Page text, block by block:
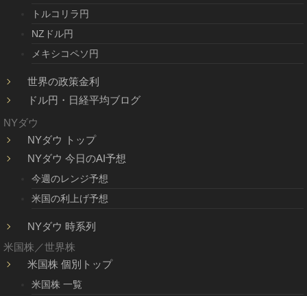
トルコリラ円
NZドル円
メキシコペソ円
世界の政策金利
ドル円・日経平均ブログ
NYダウ
NYダウ トップ
NYダウ 今日のAI予想
今週のレンジ予想
米国の利上げ予想
NYダウ 時系列
米国株／世界株
米国株 個別トップ
米国株 一覧